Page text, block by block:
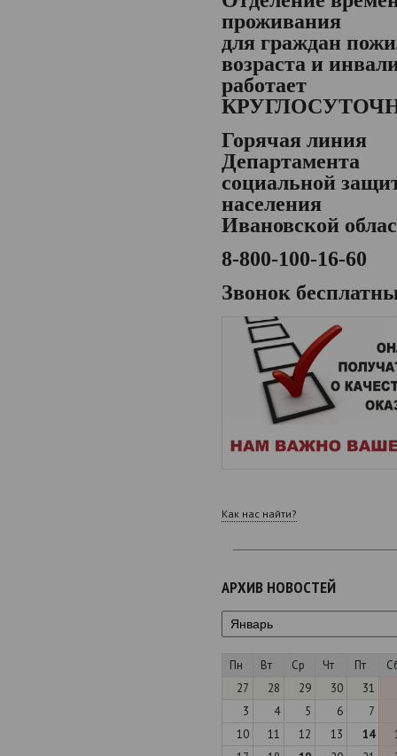
проживания
для граждан
возраста и
работает
Горячая линия
Департамента
социальной
населения
Ивановской
8-800-100-16-60
Звонок
Как нас найти?
АРХИВ НОВОСТЕЙ
Пн Вт Ср Чт Пт
27
28 29 30
31
3
4 5 6
7
10
11 12 13 14